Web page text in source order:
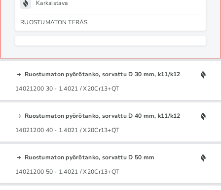
Karkaistava
RUOSTUMATON TERÄS
Ruostumaton pyörötanko, sorvattu D 30 mm, k11/k12
14021200 30 - 1.4021 / X20Cr13+QT
Ruostumaton pyörötanko, sorvattu D 40 mm, k11/k12
14021200 40 - 1.4021 / X20Cr13+QT
Ruostumaton pyörötanko, sorvattu D 50 mm
14021200 50 - 1.4021 / X20Cr13+QT